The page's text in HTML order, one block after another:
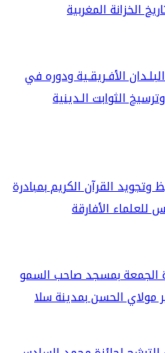
المغربية
ودوره في
الـدينية
الكريم بمبادرة
بمسجد صاحب السمو
بمدينة سلا